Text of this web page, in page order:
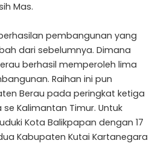
Mas.
pembangunan yang
dari sebelumnya. Dimana
berhasil memperoleh lima
Raihan ini pun
Berau pada peringkat ketiga
Kalimantan Timur. Untuk
Kota Balikpapan dengan 17
Kabupaten Kutai Kartanegara